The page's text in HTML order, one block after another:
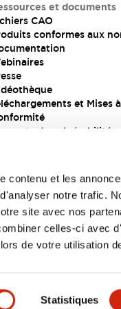
contenu et les
notre trafic.
site avec nos
celles-ci avec
de votre utilisation
Statistiques
CLÉS
et documents
CAO
conformes aux
et Mises
de vulnérabilité